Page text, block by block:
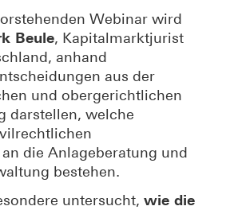
Webinar wird
Beule, Kapitalmarktjurist
anhand
aus der
und obergerichtlichen
darstellen, welche
die Anlageberatung und
bestehen.
untersucht, wie die